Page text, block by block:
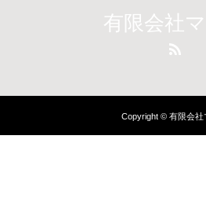
有限会社
Copyright © 有限会社